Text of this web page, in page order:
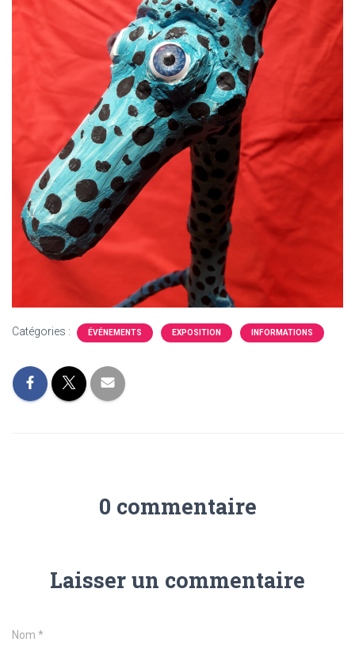
Catégories : ÉVÉNEMENTS EXPOSITION INFORMATIONS
0 commentaire
Laisser un commentaire
Nom *